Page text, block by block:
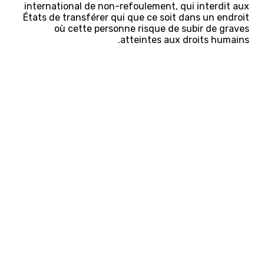
international de non-refoulement, qui interdit aux
États de transférer qui que ce soit dans un endroit
où cette personne risque de subir de graves
atteintes aux droits humains.